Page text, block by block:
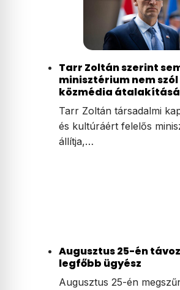
Tarr Zoltán szerint
minisztérium nem szól
közmédia
Tarr Zoltán társadalmi
és kultúráért felelős
állítja,…
Augusztus 25-én
legfőbb ügyész
Augusztus 25-én